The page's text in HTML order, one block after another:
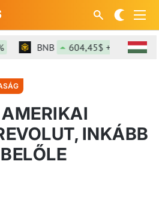
BNB 604,45$ +1,96%
INKÁBB